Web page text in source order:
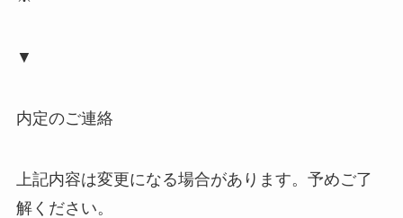
▼
内定のご連絡
上記内容は変更になる場合があります。予めご了
解ください。